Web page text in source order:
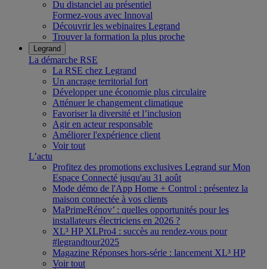
Du distanciel au présentiel
Formez-vous avec Innoval
Découvrir les webinaires Legrand
Trouver la formation la plus proche
Legrand
La démarche RSE
La RSE chez Legrand
Un ancrage territorial fort
Développer une économie plus circulaire
Atténuer le changement climatique
Favoriser la diversité et l’inclusion
Agir en acteur responsable
Améliorer l'expérience client
Voir tout
L’actu
Profitez des promotions exclusives Legrand sur Mon
Espace Connecté jusqu'au 31 août
Mode démo de l'App Home + Control : présentez la
maison connectée à vos clients
MaPrimeRénov’ : quelles opportunités pour les
installateurs électriciens en 2026 ?
XL³ HP XLPro4 : succès au rendez-vous pour
#legrandtour2025
Magazine Réponses hors-série : lancement XL³ HP
Voir tout